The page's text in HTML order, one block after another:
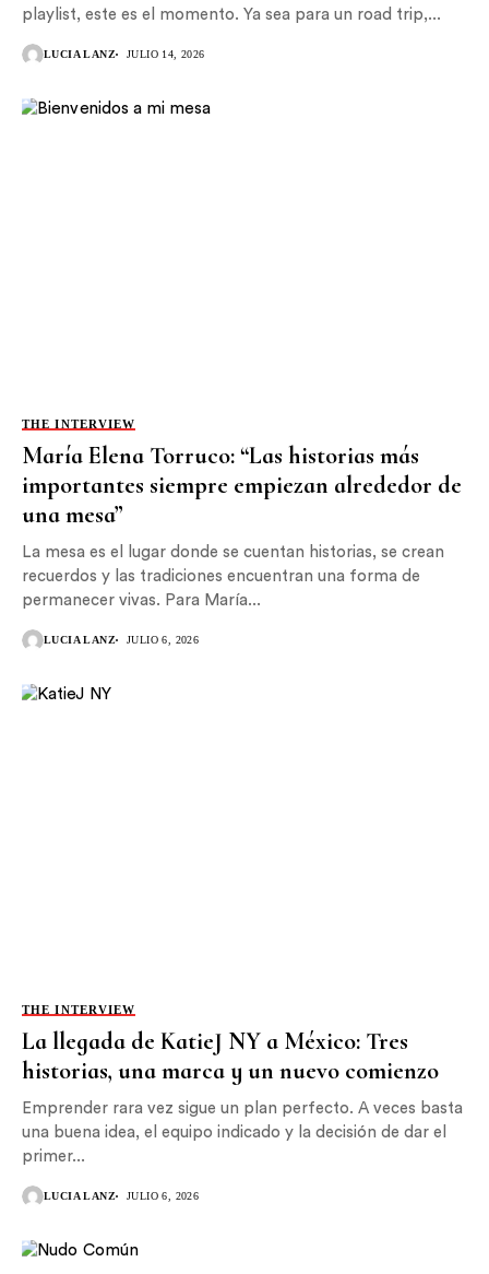
playlist, este es el momento. Ya sea para un road trip,...
LUCIA LANZ JULIO 14, 2026
THE INTERVIEW
María Elena Torruco: “Las historias más
importantes siempre empiezan alrededor de
una mesa”
La mesa es el lugar donde se cuentan historias, se crean
recuerdos y las tradiciones encuentran una forma de
permanecer vivas. Para María...
LUCIA LANZ JULIO 6, 2026
THE INTERVIEW
La llegada de KatieJ NY a México: Tres
historias, una marca y un nuevo comienzo
Emprender rara vez sigue un plan perfecto. A veces basta
una buena idea, el equipo indicado y la decisión de dar el
primer...
LUCIA LANZ JULIO 6, 2026